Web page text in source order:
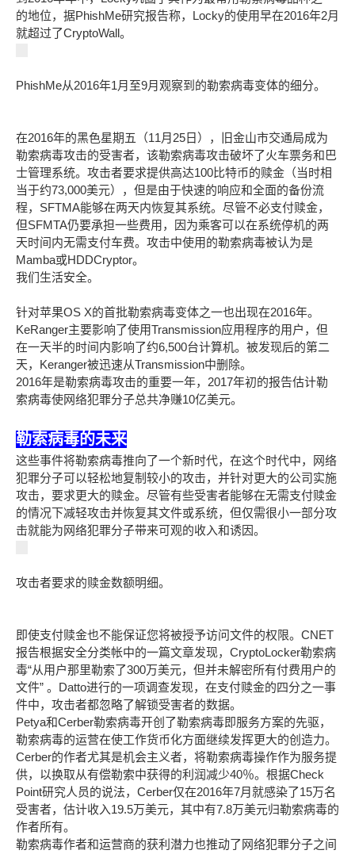
的地位，据PhishMe研究报告称，Locky的使用早在2016年2月
就超过了CryptoWall。
PhishMe从2016年1月至9月观察到的勒索病毒变体的细分。
在2016年的黑色星期五（11月25日），旧金山市交通局成为
勒索病毒攻击的受害者，该勒索病毒攻击破坏了火车票务和巴
士管理系统。攻击者要求提供高达100比特币的赎金（当时相
当于约73,000美元），但是由于快速的响应和全面的备份流
程，SFTMA能够在两天内恢复其系统。尽管不必支付赎金，
但SFMTA仍要承担一些费用，因为乘客可以在系统停机的两
天时间内无需支付车费。攻击中使用的勒索病毒被认为是
Mamba或HDDCryptor。
我们生活安全。
针对苹果OS X的首批勒索病毒变体之一也出现在2016年。
KeRanger主要影响了使用Transmission应用程序的用户，但
在一天半的时间内影响了约6,500台计算机。被发现后的第二
天，Keranger被迅速从Transmission中删除。
2016年是勒索病毒攻击的重要一年，2017年初的报告估计勒
索病毒使网络犯罪分子总共净赚10亿美元。
勒索病毒的未来
这些事件将勒索病毒推向了一个新时代，在这个时代中，网络
犯罪分子可以轻松地复制较小的攻击，并针对更大的公司实施
攻击，要求更大的赎金。尽管有些受害者能够在无需支付赎金
的情况下减轻攻击并恢复其文件或系统，但仅需很小一部分攻
击就能为网络犯罪分子带来可观的收入和诱因。
攻击者要求的赎金数额明细。
即使支付赎金也不能保证您将被授予访问文件的权限。CNET
报告根据安全分类帐中的一篇文章发现，CryptoLocker勒索病
毒“从用户那里勒索了300万美元，但并未解密所有付费用户的
文件” 。Datto进行的一项调查发现，在支付赎金的四分之一事
件中，攻击者都忽略了解锁受害者的数据。
Petya和Cerber勒索病毒开创了勒索病毒即服务方案的先驱，
勒索病毒的运营在使工作货币化方面继续发挥更大的创造力。
Cerber的作者尤其是机会主义者，将勒索病毒操作作为服务提
供，以换取从有偿勒索中获得的利润减少40％。根据Check
Point研究人员的说法，Cerber仅在2016年7月就感染了15万名
受害者，估计收入19.5万美元，其中有7.8万美元归勒索病毒的
作者所有。
勒索病毒作者和运营商的获利潜力也推动了网络犯罪分子之间